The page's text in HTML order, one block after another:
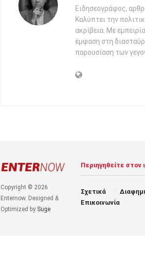
Ειδησεογράφος,
Καλύπτει την
ακρίβεια. Με
έμφαση στη
παρουσίαση των
Copyright © 2026
Enternow. Designed &
Optimized by Suge
Περιηγηθείτε στον
Σχετικά
Επικοινωνία